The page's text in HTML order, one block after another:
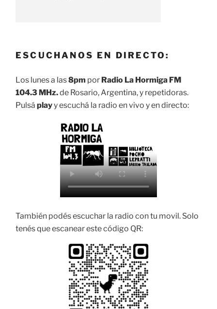
ESCUCHANOS EN DIRECTO:
Los lunes a las8pm por Radio La Hormiga FM
104.3 MHz.de Rosario, Argentina, y repetidoras.
Pulsá playy escuchá la radio en vivo y en directo:
También podés escuchar la radio con tu movil. Solo
tenés que escanear este código QR: